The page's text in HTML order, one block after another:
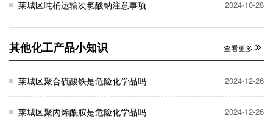
莱城区吨桶运输次氯酸钠注意事项 2024-10-28
其他化工产品小知识 查看更多
莱城区聚合硫酸铁是危险化学品吗 2024-12-26
莱城区聚丙烯酰胺是危险化学品吗 2024-12-26